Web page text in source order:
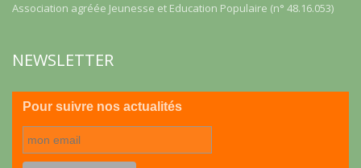
Association agréée Jeunesse et Education Populaire (n° 48.16.053)
NEWSLETTER
Pour suivre nos actualités